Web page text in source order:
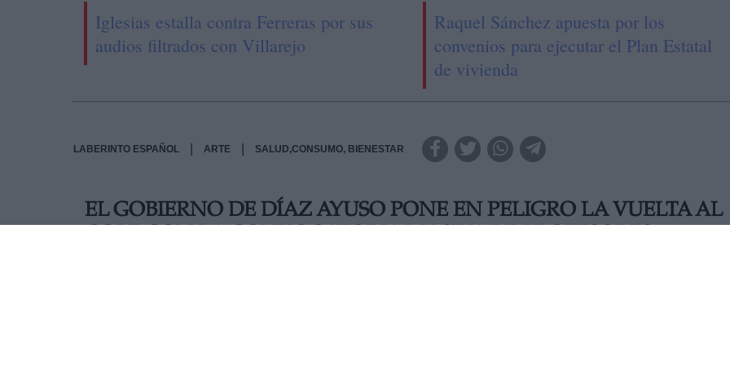
Iglesias estalla contra Ferreras por sus
audios filtrados con Villarejo
Raquel Sánchez apuesta por los
convenios para ejecutar el Plan Estatal
de vivienda
LABERINTO ESPAÑOL ARTE SALUD,CONSUMO, BIENESTAR
EL GOBIERNO DE DÍAZ AYUSO PONE EN PELIGRO LA VUELTA AL